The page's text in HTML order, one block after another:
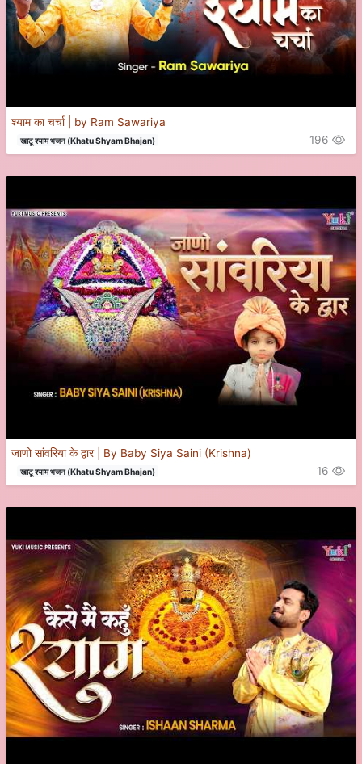
श्याम का चर्चा | by Ram Sawariya
खाटू श्याम भजन (Khatu Shyam Bhajan) 196
जाणो सांवरिया के द्वार | By Baby Siya Saini (Krishna)
खाटू श्याम भजन (Khatu Shyam Bhajan) 16